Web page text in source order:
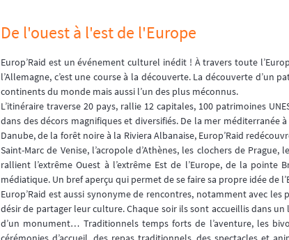
De l'ouest à l'est de l'Europe
Europ’Raid est un événement culturel inédit ! À travers toute
l’Allemagne, c’est une course à la découverte. La découverte d’un
continents du monde mais aussi l’un des plus méconnus.
L’itinéraire traverse 20 pays, rallie 12 capitales, 100 patrimoines
dans des décors magnifiques et diversifiés. De la mer méditerranée
Danube, de la forêt noire à la Riviera Albanaise, Europ’Raid
Saint-Marc de Venise, l’acropole d’Athènes, les clochers de
rallient l’extrême Ouest à l’extrême Est de l’Europe, de la
médiatique. Un bref aperçu qui permet de se faire sa propre idée de
Europ’Raid est aussi synonyme de rencontres, notamment avec
désir de partager leur culture. Chaque soir ils sont accueillis dans
d’un monument… Traditionnels temps forts de l’aventure, les